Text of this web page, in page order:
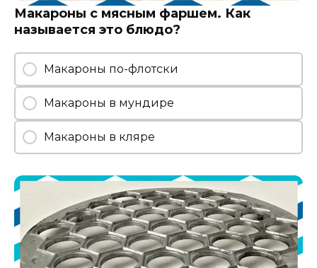
Макароны с мясным фаршем. Как
называется это блюдо?
Макароны по-флотски
Макароны в мундире
Макароны в кляре